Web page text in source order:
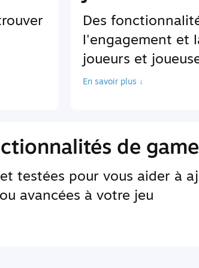
Des
l'engagement et
joueurs et
En savoir plus ↓
de
testées pour vous aider à
avancées à votre jeu